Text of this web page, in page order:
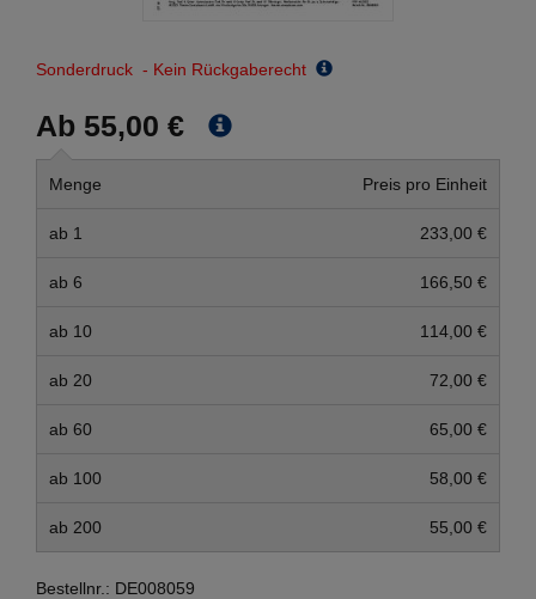
Sonderdruck - Kein Rückgaberecht
Ab 55,00 €
Menge Preis pro Einheit
ab 1 233,00 €
ab 6 166,50 €
ab 10 114,00 €
ab 20 72,00 €
ab 60 65,00 €
ab 100 58,00 €
ab 200 55,00 €
Bestellnr.: DE008059